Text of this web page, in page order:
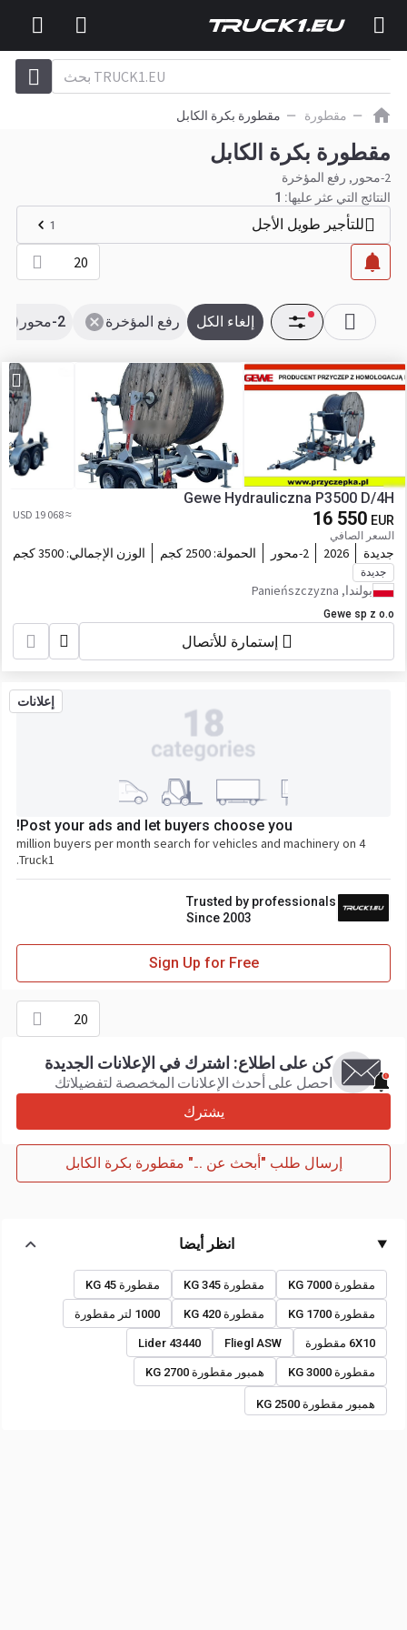
مقطورة مقطورة بكرة الكابل
مقطورة بكرة الكابل
2-محور, رفع المؤخرة
النتائج التي عثر عليها: 1
للتأجير طويل الأجل 1
20
2-محور رفع المؤخرة إلغاء الكل
Gewe Hydrauliczna P3500 D/4H
16 550 EUR
السعر الصافي
≈ 19 068 USD
جديدة 2026 2-محور الحمولة: 2500 كجم الوزن الإجمالي: 3500 كجم
جديدة
بولندا, Panieńszczyzna
Gewe sp z o.o
إستمارة للأتصال
إعلانات
Post your ads and let buyers choose you!
4 million buyers per month search for vehicles and machinery on
Truck1.
Trusted by professionals
Since 2003
Sign Up for Free
20
كن على اطلاع: اشترك في الإعلانات الجديدة
احصل على أحدث الإعلانات المخصصة لتفضيلاتك
يشترك
إرسال طلب "أبحث عن ..." مقطورة بكرة الكابل
انظر أيضا
مقطورة 7000 KG مقطورة 345 KG مقطورة 45 KG
مقطورة 1700 KG مقطورة 420 KG 1000 لتر مقطورة
6X10 مقطورة Fliegl ASW
Lider 43440
مقطورة 3000 KG همبور مقطورة 2700 KG
همبور مقطورة 2500 KG